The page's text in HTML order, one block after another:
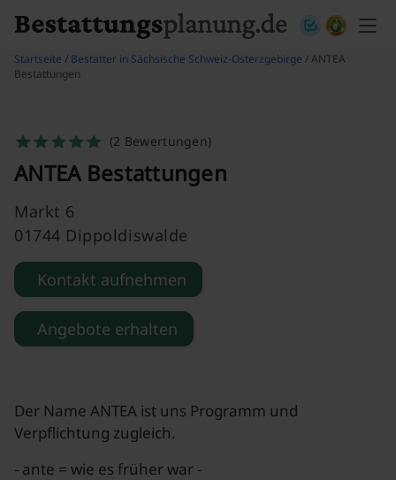
Startseite / Bestatter in Sächsische Schweiz-Osterzgebirge / ANTEA
Bestattungen
(2 Bewertungen)
ANTEA Bestattungen
Markt 6
01744 Dippoldiswalde
Kontakt aufnehmen
Angebote erhalten
Der Name ANTEA ist uns Programm und
Verpflichtung zugleich.
- ante = wie es früher war -